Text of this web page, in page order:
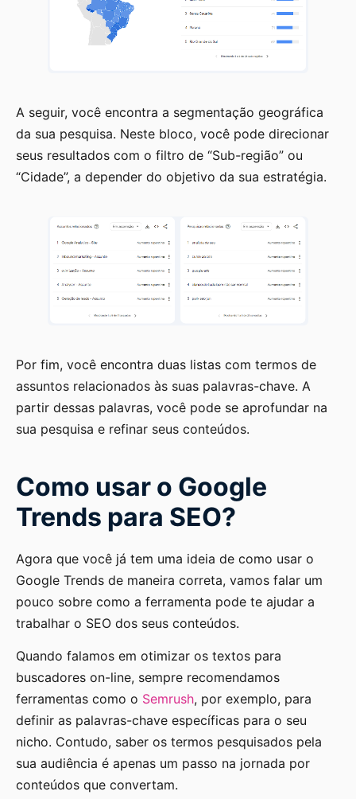
A seguir, você encontra a segmentação geográfica
da sua pesquisa. Neste bloco, você pode direcionar
seus resultados com o filtro de “Sub-região” ou
“Cidade”, a depender do objetivo da sua estratégia.
Por fim, você encontra duas listas com termos de
assuntos relacionados às suas palavras-chave. A
partir dessas palavras, você pode se aprofundar na
sua pesquisa e refinar seus conteúdos.
Como usar o Google
Trends para SEO?
Agora que você já tem uma ideia de como usar o
Google Trends de maneira correta, vamos falar um
pouco sobre como a ferramenta pode te ajudar a
trabalhar o SEO dos seus conteúdos.
Quando falamos em otimizar os textos para
buscadores on-line, sempre recomendamos
ferramentas como o Semrush, por exemplo, para
definir as palavras-chave específicas para o seu
nicho. Contudo, saber os termos pesquisados pela
sua audiência é apenas um passo na jornada por
conteúdos que convertam.